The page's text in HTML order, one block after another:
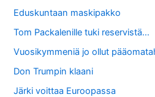
Eduskuntaan maskipakko
Tom Packalenille tuki reservistä…
Vuosikymmeniä jo ollut
Don Trumpin klaani
Järki voittaa Euroopassa